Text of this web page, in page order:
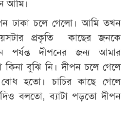
ঢাকা চলে গেলো। আমি তখন
প্রকৃতি কাছের জনকে
পর্যন্ত দীপনের জন্য আমার
কিনা বুঝি নি। দীপন চলে গেলে
হতো। চাচির কাছে গেলে
বলতো, ব্যাটা পড়তো দীপন